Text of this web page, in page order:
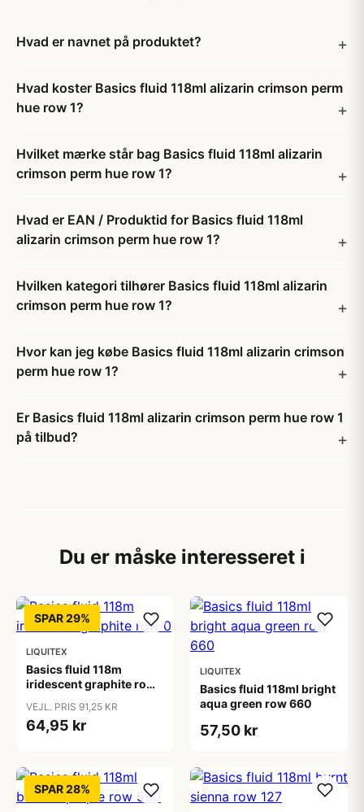
Hvad er navnet på produktet?
Hvad koster Basics fluid 118ml alizarin crimson perm
hue row 1?
Hvilket mærke står bag Basics fluid 118ml alizarin
crimson perm hue row 1?
Hvad er EAN / Produktid for Basics fluid 118ml
alizarin crimson perm hue row 1?
Hvilken kategori tilhører Basics fluid 118ml alizarin
crimson perm hue row 1?
Hvor kan jeg købe Basics fluid 118ml alizarin crimson
perm hue row 1?
Er Basics fluid 118ml alizarin crimson perm hue row 1
på tilbud?
Du er måske interesseret i
SPAR 29%
LIQUITEX
Basics fluid 118m
iridescent graphite row
VEJL. PRIS 91,25 KR
64,95 kr
LIQUITEX
Basics fluid 118ml bright
aqua green row 660
57,50 kr
SPAR 28%